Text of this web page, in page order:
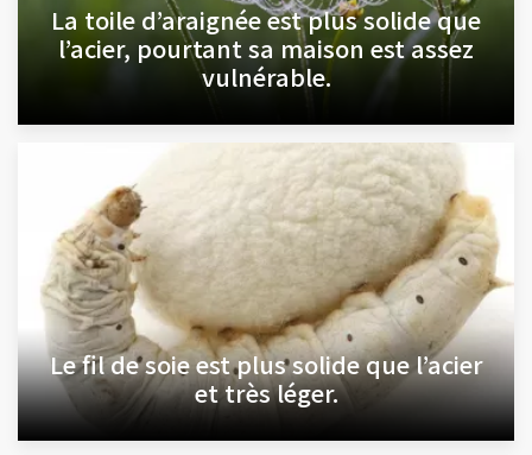
La toile d’araignée est plus solide que
l’acier, pourtant sa maison est assez
vulnérable.
Le fil de soie est plus solide que l’acier
et très léger.